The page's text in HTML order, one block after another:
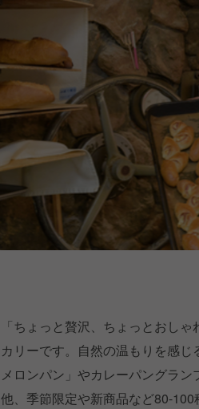
「ちょっと贅沢、ちょっとおし
カリーです。自然の温もりを感
メロンパン」やカレーパングラ
他、季節限定や新商品など80-